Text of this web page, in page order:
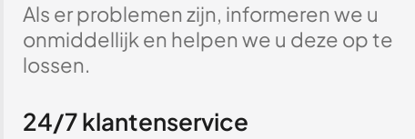
Als er problemen zijn, informeren we u
onmiddellijk en helpen we u deze op te
lossen.
24/7 klantenservice